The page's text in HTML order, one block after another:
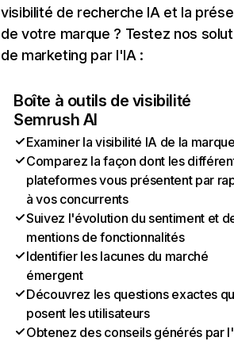
visibilité de recherche IA et la
de votre marque ? Testez nos
de marketing par l'IA :
Boîte à outils de visibilité
Semrush AI
Examiner la visibilité IA de la
Comparez la façon dont les
plateformes vous présentent par
à vos concurrents
Suivez l'évolution du sentiment et
mentions de fonctionnalités
Identifier les lacunes du marché
émergent
Découvrez les questions exactes
posent les utilisateurs
Obtenez des conseils générés par